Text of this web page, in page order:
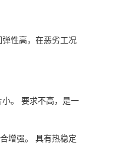
性高，在恶劣工况
。 要求不高，是一
增强。 具有热稳定